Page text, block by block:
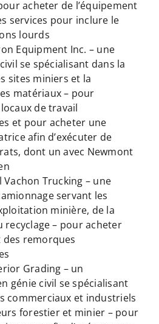
acheter de l’équipement
services pour inclure le
lourds
Equipment Inc. – une
se spécialisant dans la
sites miniers et la
matériaux – pour
de travail
et pour acheter une
afin d’exécuter de
dont un avec Newmont
Vachon Trucking – une
servant les
minière, de la
recyclage – pour acheter
des remorques
Grading – un
génie civil se spécialisant
commerciaux et industriels
forestier et minier – pour